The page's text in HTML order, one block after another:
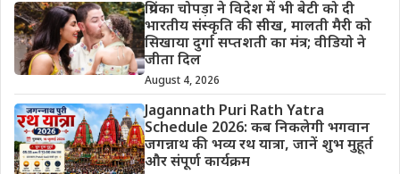
प्रियंका चोपड़ा ने विदेश में भी बेटी को दी
भारतीय संस्कृति की सीख, मालती मैरी को
सिखाया दुर्गा सप्तशती का मंत्र; वीडियो ने
जीता दिल
August 4, 2026
Jagannath Puri Rath Yatra
Schedule 2026: कब निकलेगी भगवान
जगन्नाथ की भव्य रथ यात्रा, जानें शुभ मुहूर्त
और संपूर्ण कार्यक्रम